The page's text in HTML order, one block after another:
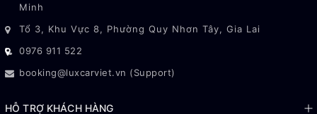
Minh
Tổ 3, Khu Vực 8, Phường Quy Nhơn Tây, Gia Lai
0976 911 522
booking@luxcarviet.vn (Support)
HỖ TRỢ KHÁCH HÀNG